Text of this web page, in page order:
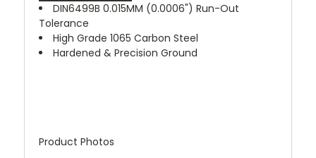
DIN6499B 0.015MM (0.0006") Run-Out
Tolerance
High Grade 1065 Carbon Steel
Hardened & Precision Ground
Product Photos